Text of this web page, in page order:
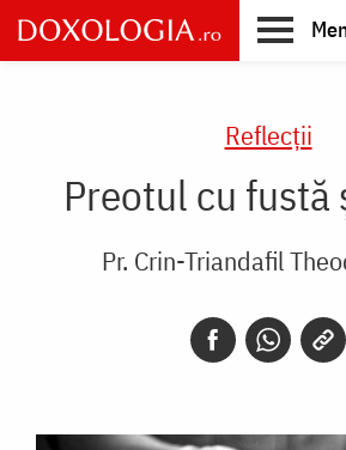
Skip
to
main
Reflecții
Preotul cu fustă
Pr. Crin-Triandafil